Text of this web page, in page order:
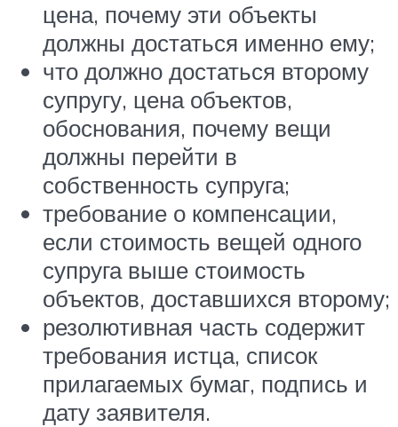
цена, почему эти объекты
должны достаться именно ему;
что должно достаться второму
супругу, цена объектов,
обоснования, почему вещи
должны перейти в
собственность супруга;
требование о компенсации,
если стоимость вещей одного
супруга выше стоимость
объектов, доставшихся второму;
резолютивная часть содержит
требования истца, список
прилагаемых бумаг, подпись и
дату заявителя.